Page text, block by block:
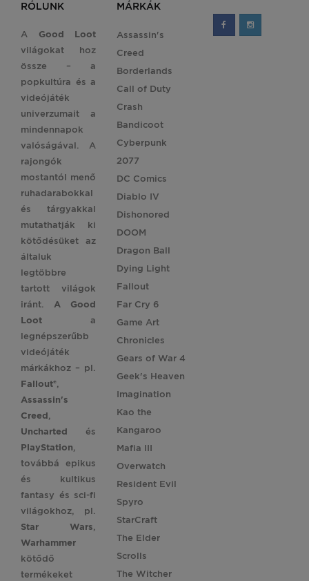
RÓLUNK
A Good Loot
világokat hoz
össze – a
popkultúra és a
videójáték
univerzumait a
mindennapok
valóságával. A
rajongók
mostantól menő
ruhadarabokkal
és tárgyakkal
mutathatják ki
kötődésüket az
általuk
legtöbbre
tartott világok
iránt.A Good
Loot a
legnépszerűbb
videójáték
márkákhoz – pl.
Fallout®,
Assassin's
Creed,
Uncharted és
PlayStation,
továbbá epikus
és kultikus
fantasy és sci-fi
világokhoz, pl.
Star
Wars,
Warhammer
kötődő
termékeket
MÁRKÁK
Assassin's
Creed
Borderlands
Call of Duty
Crash
Bandicoot
Cyberpunk
2077
DC Comics
Diablo IV
Dishonored
DOOM
Dragon Ball
Dying Light
Fallout
Far Cry 6
Game Art
Chronicles
Gears of War 4
Geek's Heaven
Imagination
Kao the
Kangaroo
Mafia III
Overwatch
Resident Evil
Spyro
StarCraft
The Elder
Scrolls
The Witcher